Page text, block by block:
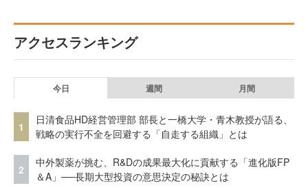
アクセスランキング
今日 週間 月間
1
日清食品HD経営管理部 部長と一橋大学・青木教授が語る、
戦略の実行不全を回避する「自走する組織」とは
2
中外製薬が挑む、R&Dの成果最大化に貢献する「進化版FP
＆A」──長期大型投資の意思決定の秘訣とは